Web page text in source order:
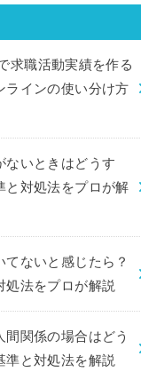
求職活動実績を作る
ラインの使い分け方
ないときはどうす
と対処法をプロが解
ないと感じたら？
処法をプロが解説
関係の場合はどう
準と対処法を解説